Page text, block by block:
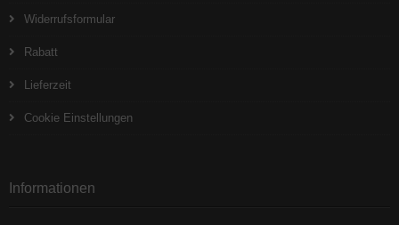
Widerrufsformular
Rabatt
Lieferzeit
Cookie Einstellungen
Informationen